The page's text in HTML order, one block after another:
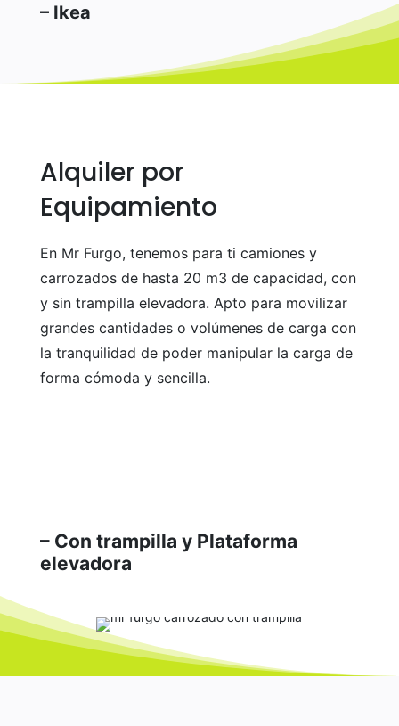
– Ikea
Alquiler por
Equipamiento
En Mr Furgo, tenemos para ti camiones y
carrozados de hasta 20 m3 de capacidad, con
y sin trampilla elevadora. Apto para movilizar
grandes cantidades o volúmenes de carga con
la tranquilidad de poder manipular la carga de
forma cómoda y sencilla.
– Con trampilla y Plataforma
elevadora